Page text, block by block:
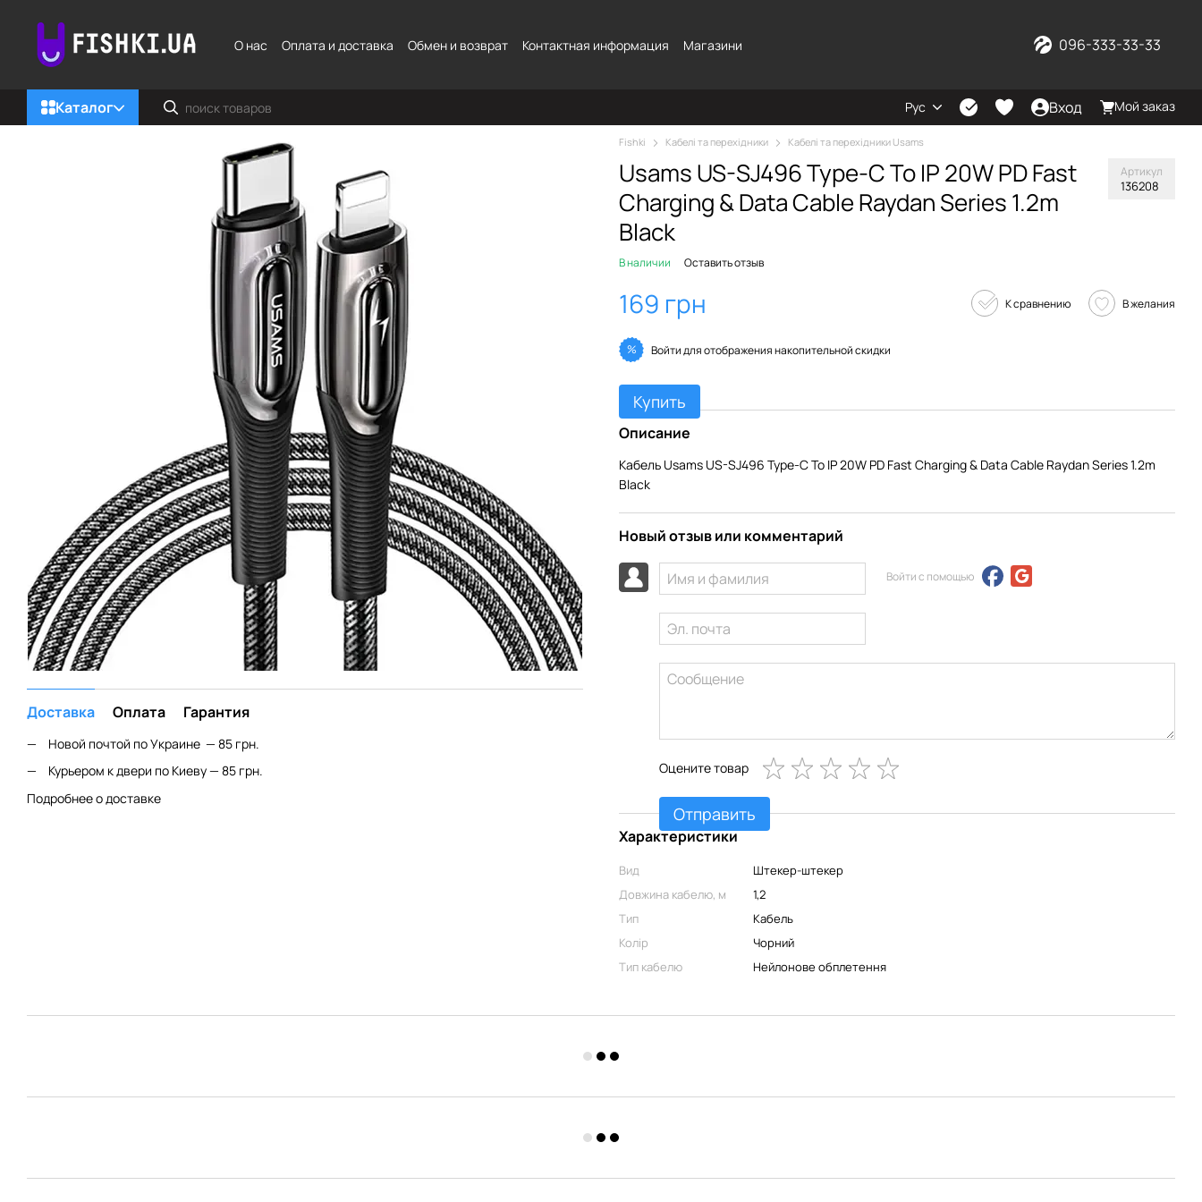
О нас
Оплата и доставка Обмен и возврат Контактная информация Магазини 096-333-33-33
Каталог Рус Вход Мой заказ
Доставка Оплата Гарантия
Новой почтой по Украине — 85 грн.
Курьером к двери по Киеву — 85 грн.
Подробнее о доставке
Fishki Кабелі та перехідники Кабелі та перехідники Usams
Usams US-SJ496 Type-C To IP 20W PD Fast
Charging & Data Cable Raydan Series 1.2m
Black
Артикул
136208
В наличии Оставить отзыв
169 грн К сравнению В желания
% Войтидля отображения накопительной скидки
Купить
Описание
Кабель Usams US-SJ496 Type-C To IP 20W PD Fast Charging & Data Cable Raydan Series 1.2m
Black
Новый отзыв или комментарий
Войти с помощью
Оцените товар
Отправить
Характеристики
Вид
Штекер-штекер
Довжина кабелю, м
1,2
Тип
Кабель
Колір
Чорний
Тип кабелю
Нейлонове обплетення